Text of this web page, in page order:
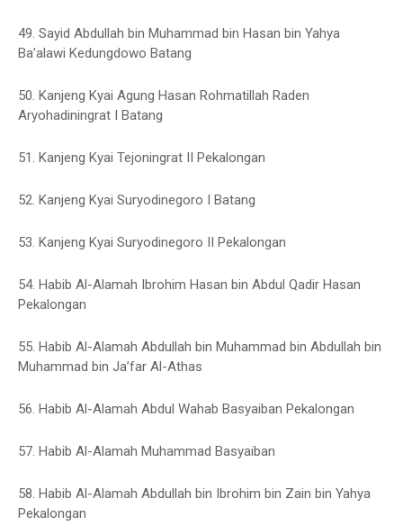
49. Sayid Abdullah bin Muhammad bin Hasan bin Yahya
Ba’alawi Kedungdowo Batang
50. Kanjeng Kyai Agung Hasan Rohmatillah Raden
Aryohadiningrat I Batang
51. Kanjeng Kyai Tejoningrat II Pekalongan
52. Kanjeng Kyai Suryodinegoro I Batang
53. Kanjeng Kyai Suryodinegoro II Pekalongan
54. Habib Al-Alamah Ibrohim Hasan bin Abdul Qadir Hasan
Pekalongan
55. Habib Al-Alamah Abdullah bin Muhammad bin Abdullah bin
Muhammad bin Ja’far Al-Athas
56. Habib Al-Alamah Abdul Wahab Basyaiban Pekalongan
57. Habib Al-Alamah Muhammad Basyaiban
58. Habib Al-Alamah Abdullah bin Ibrohim bin Zain bin Yahya
Pekalongan